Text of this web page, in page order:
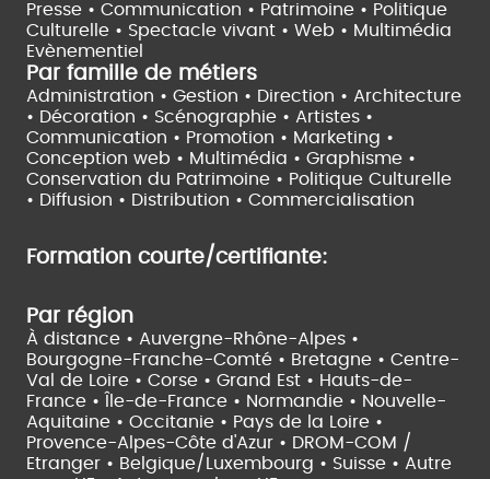
Presse • Communication • Patrimoine • Politique
Culturelle • Spectacle vivant • Web • Multimédia
Evènementiel
Par famille de métiers
Administration • Gestion • Direction • Architecture
• Décoration • Scénographie • Artistes •
Communication • Promotion • Marketing •
Conception web • Multimédia • Graphisme •
Conservation du Patrimoine • Politique Culturelle
• Diffusion • Distribution • Commercialisation
Formation courte/certifiante:
Par région
À distance • Auvergne-Rhône-Alpes •
Bourgogne-Franche-Comté • Bretagne • Centre-
Val de Loire • Corse • Grand Est • Hauts-de-
France •
Île-de-France • Normandie • Nouvelle-
Aquitaine • Occitanie • Pays de la Loire •
Provence-Alpes-Côte d'Azur • DROM-COM /
Etranger • Belgique/Luxembourg • Suisse • Autre